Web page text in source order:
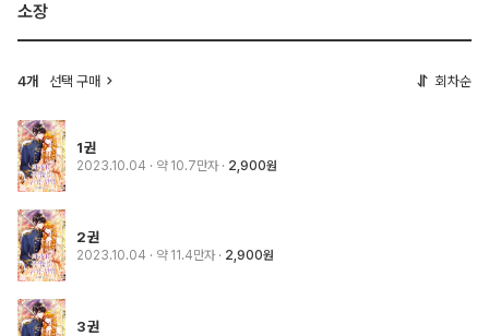
소장
4개 선택 구매 회차순
1권
2023.10.04 · 약 10.7만자 2,900원
2권
2023.10.04 · 약 11.4만자 2,900원
3권